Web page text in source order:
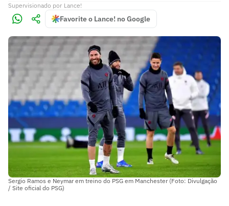
Supervisionado por Lance!
Favorite o Lance! no Google
Sergio Ramos e Neymar em treino do PSG em Manchester (Foto: Divulgação
/ Site oficial do PSG)